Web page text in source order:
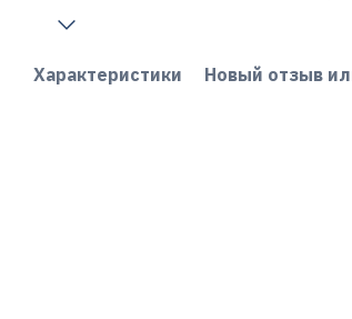
Характеристики Новый отзыв